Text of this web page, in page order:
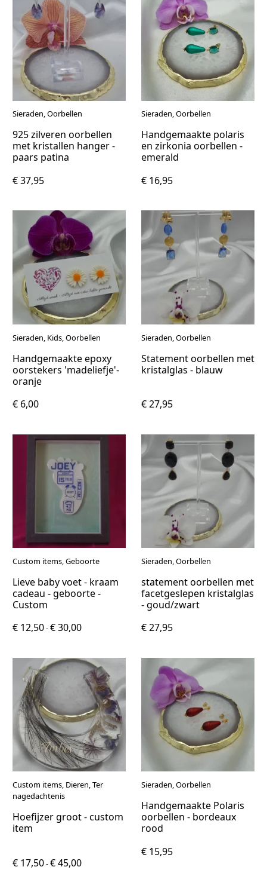
Sieraden, Oorbellen
925 zilveren oorbellen
met kristallen hanger -
paars patina
€ 37,95
Sieraden, Oorbellen
Handgemaakte polaris
en zirkonia oorbellen -
emerald
€ 16,95
Sieraden, Kids, Oorbellen
Handgemaakte epoxy
oorstekers 'madeliefje'-
oranje
€ 6,00
Sieraden, Oorbellen
Statement oorbellen met
kristalglas - blauw
€ 27,95
Custom items, Geboorte
Lieve baby voet - kraam
cadeau - geboorte -
Custom
€ 12,50-€ 30,00
Sieraden, Oorbellen
statement oorbellen met
facetgeslepen kristalglas
- goud/zwart
€ 27,95
Custom items, Dieren, Ter
nagedachtenis
Hoefijzer groot - custom
item
€ 17,50-€ 45,00
Sieraden, Oorbellen
Handgemaakte Polaris
oorbellen - bordeaux
rood
€ 15,95